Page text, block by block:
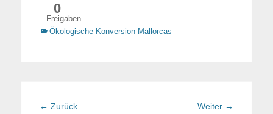
0
Freigaben
Kategorien
Ökologische Konversion Mallorcas
Beitragsnavigation
← Zurück Weiter →